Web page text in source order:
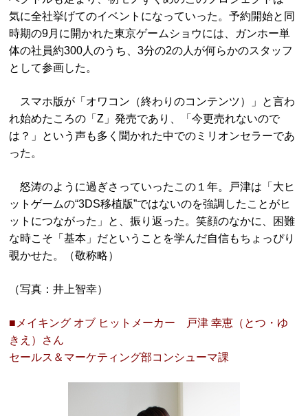
気に全社挙げてのイベントになっていった。予約開始と同
時期の9月に開かれた東京ゲームショウには、ガンホー単
体の社員約300人のうち、3分の2の人が何らかのスタッフ
として参画した。
スマホ版が「オワコン（終わりのコンテンツ）」と言わ
れ始めたころの「Z」発売であり、「今更売れないので
は？」という声も多く聞かれた中でのミリオンセラーであ
った。
怒涛のように過ぎさっていったこの１年。戸津は「大ヒ
ットゲームの“3DS移植版”ではないのを強調したことがヒ
ットにつながった」と、振り返った。笑顔のなかに、困難
な時こそ「基本」だということを学んだ自信もちょっぴり
覗かせた。（敬称略）
（写真：井上智幸）
■メイキング オブ ヒットメーカー 戸津 幸恵（とつ・ゆ
きえ）さん
セールス＆マーケティング部コンシューマ課